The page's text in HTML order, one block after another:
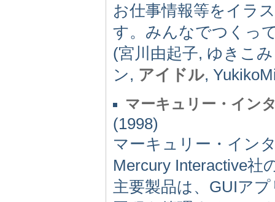
お仕事情報等をイラ
す。みんなでつくっ
(宮川由起子, ゆきこ
ン, アイドル,
マーキュリー・イン
(1998)
マーキュリー・イン
Mercury Interactive社
主要製品は、GUIア